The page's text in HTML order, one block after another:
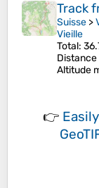
Track
Suisse >
Vieille
Total:
Distance
Altitude
👉 Easily